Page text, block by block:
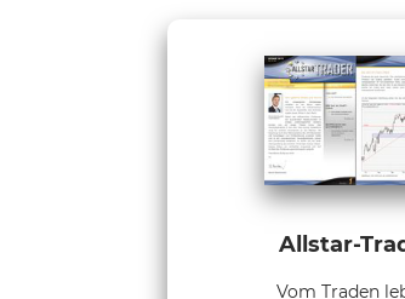
Allstar-
Vom Traden